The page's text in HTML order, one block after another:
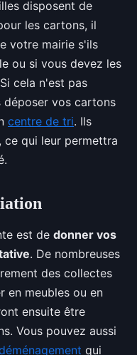
disposent de
les cartons, il
votre mairie s'ils
ou si vous devez les
cela n'est pas
déposer vos cartons
centre de tri. Ils
ce qui leur permettra
est de donner vos
. De nombreuses
des collectes
en meubles ou en
ensuite être
Vous pouvez aussi
qui